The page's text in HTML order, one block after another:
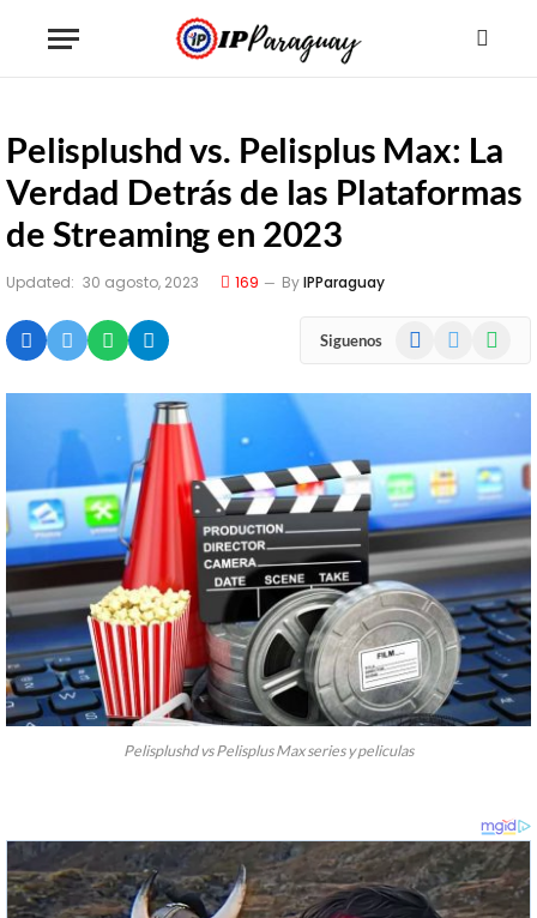
Pelisplushd vs. Pelisplus Max: La
Verdad Detrás de las Plataformas
de Streaming en 2023
Updated: 30 agosto, 2023 169 ByIPParaguay
Siguenos Facebook
Pelisplushd vs Pelisplus Max series y peliculas